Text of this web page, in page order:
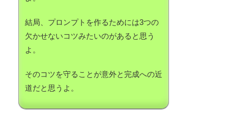
結局、プロンプトを作るためには3つの
欠かせないコツみたいのがあると思う
よ。
そのコツを守ることが意外と完成への近
道だと思うよ。